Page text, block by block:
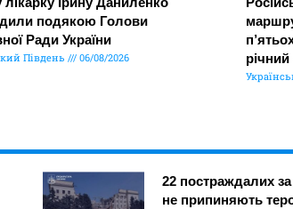
подякою Голови
Ради України
Південь 06/08/2026
22 постраждалих
не припиняють